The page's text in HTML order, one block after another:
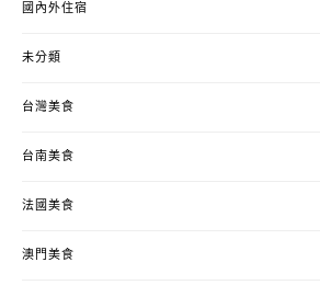
國內外住宿
未分類
台灣美食
台南美食
法國美食
澳門美食